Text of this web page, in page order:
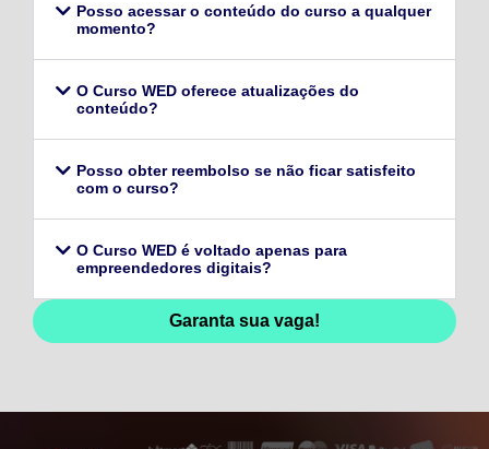
Posso acessar o conteúdo do curso a qualquer
momento?
O Curso WED oferece atualizações do
conteúdo?
Posso obter reembolso se não ficar satisfeito
com o curso?
O Curso WED é voltado apenas para
empreendedores digitais?
Garanta sua vaga!